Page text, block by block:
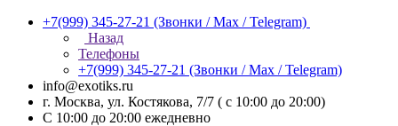
+7(999) 345-27-21 (Звонки / Max / Telegram)
Назад
Телефоны
+7(999) 345-27-21 (Звонки / Max / Telegram)
info@exotiks.ru
г. Москва, ул. Костякова, 7/7 ( с 10:00 до 20:00)
С 10:00 до 20:00 ежедневно